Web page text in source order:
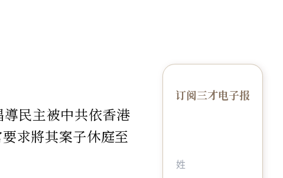
導民主被中共依香港
求將其案子休庭至
订阅三才电子报